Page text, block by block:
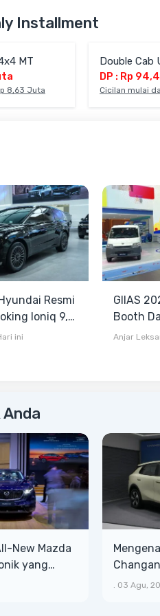
Installment
MT
8,63 Juta
Double Cab
DP : Rp
Cicilan mulai
Resmi
Ioniq 9,
Miliar
ini
GIIAS
Booth
Sigra,
Anjar
New Mazda
yang
Mewah, dan
Lega,
03 Agu,